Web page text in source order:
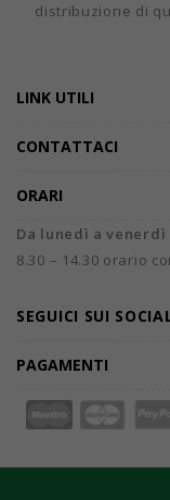
distribuzione di
LINK UTILI
CONTATTACI
ORARI
Da lunedì a venerdì
8.30 – 14.30 orario
SEGUICI SUI
PAGAMENTI